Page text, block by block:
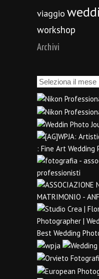
viaggio
workshop
Archivi
Archivi